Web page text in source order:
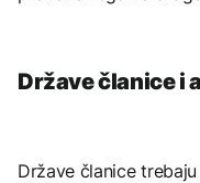
Države članice i
Države članice